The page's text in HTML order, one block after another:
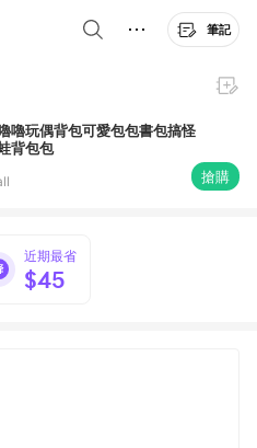
筆記
嚕玩偶背包可愛包包書包搞怪
背包包
搶購
近期最省
$45